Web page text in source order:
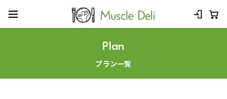
Plan
プラン一覧